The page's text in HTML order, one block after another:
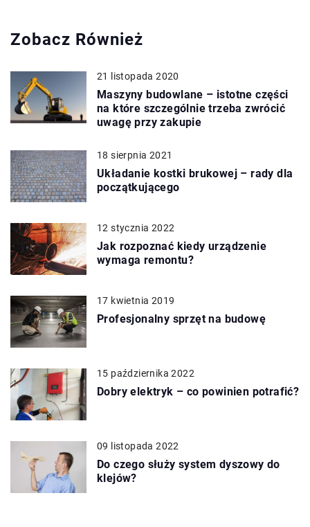
Zobacz Również
21 listopada 2020
Maszyny budowlane – istotne części
na które szczególnie trzeba zwrócić
uwagę przy zakupie
18 sierpnia 2021
Układanie kostki brukowej – rady dla
początkującego
12 stycznia 2022
Jak rozpoznać kiedy urządzenie
wymaga remontu?
17 kwietnia 2019
Profesjonalny sprzęt na budowę
15 października 2022
Dobry elektryk – co powinien potrafić?
09 listopada 2022
Do czego służy system dyszowy do
klejów?